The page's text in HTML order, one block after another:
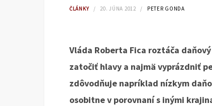
ČLÁNKY 20. JÚNA 2012 PETER GONDA
Vláda Roberta Fica roztáča
zatočiť hlavy a najmä vyprázdniť
zdôvodňuje napríklad nízkym
osobitne v porovnaní s inými